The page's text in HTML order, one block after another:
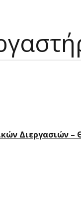
Διεργασιών –